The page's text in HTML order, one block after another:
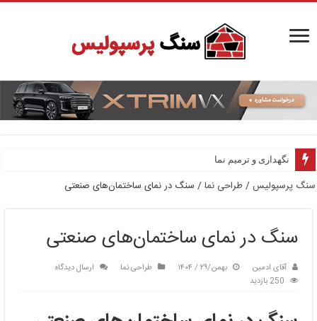
نگهداری و ترمیم نما
سنگ پرسپولیس/طراحی نما/ سنگ در نمای ساختمان‌های صنعتی
سنگ در نمای ساختمان‌های صنعتی
آقای ادمین بهمن/۲۹ / ۱۴۰۴ طراحی نما
ارسال دیدگاه
250 بازدید